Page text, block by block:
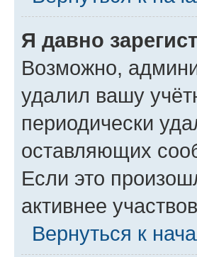
Я давно
Возможно,
удалил вашу
периодически
оставляющих
Если это
активнее
Вернуться к